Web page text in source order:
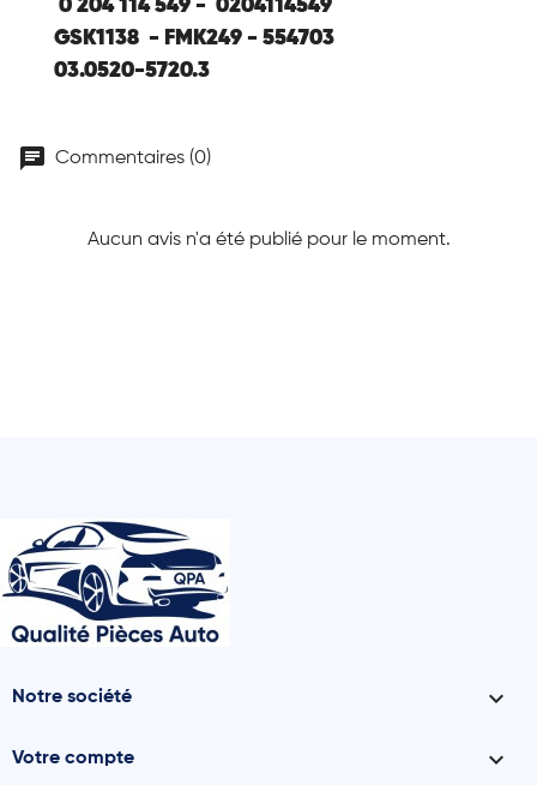
0 204 114 549 - 0204114549
GSK1138 - FMK249 - 554703
03.0520-5720.3
chat Commentaires (0)
Aucun avis n'a été publié pour le moment.
Notre société 
Votre compte 